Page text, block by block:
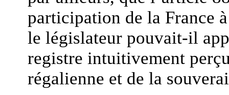
participation de la France
le législateur pouvait-il
registre intuitivement
régalienne et de la